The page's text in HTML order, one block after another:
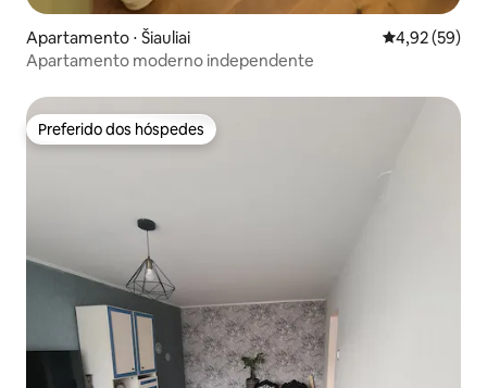
Apartamento ⋅ Šiauliai 4,92 de uma
4,92 (59)
Apartamento moderno independente
Preferido dos hóspedes
Preferido dos hóspedes